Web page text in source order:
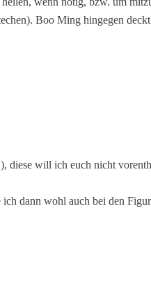
Boo Ming hingegen
diese will ich euch nicht
dann wohl auch bei den